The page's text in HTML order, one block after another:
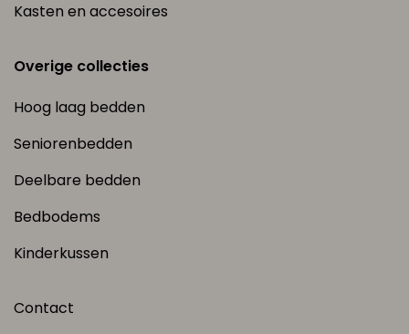
Kasten en accesoires
Overige collecties
Hoog laag bedden
Seniorenbedden
Deelbare bedden
Bedbodems
Kinderkussen
Contact